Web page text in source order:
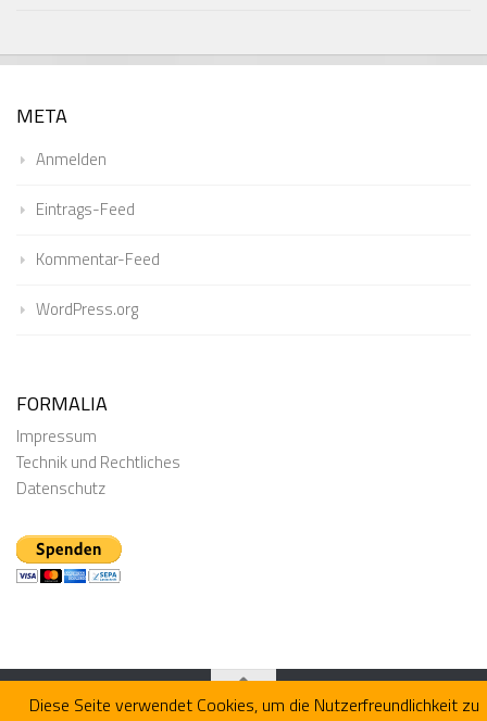
META
Anmelden
Eintrags-Feed
Kommentar-Feed
WordPress.org
FORMALIA
Impressum
Technik und Rechtliches
Datenschutz
Diese Seite verwendet Cookies, um die Nutzerfreundlichkeit zu